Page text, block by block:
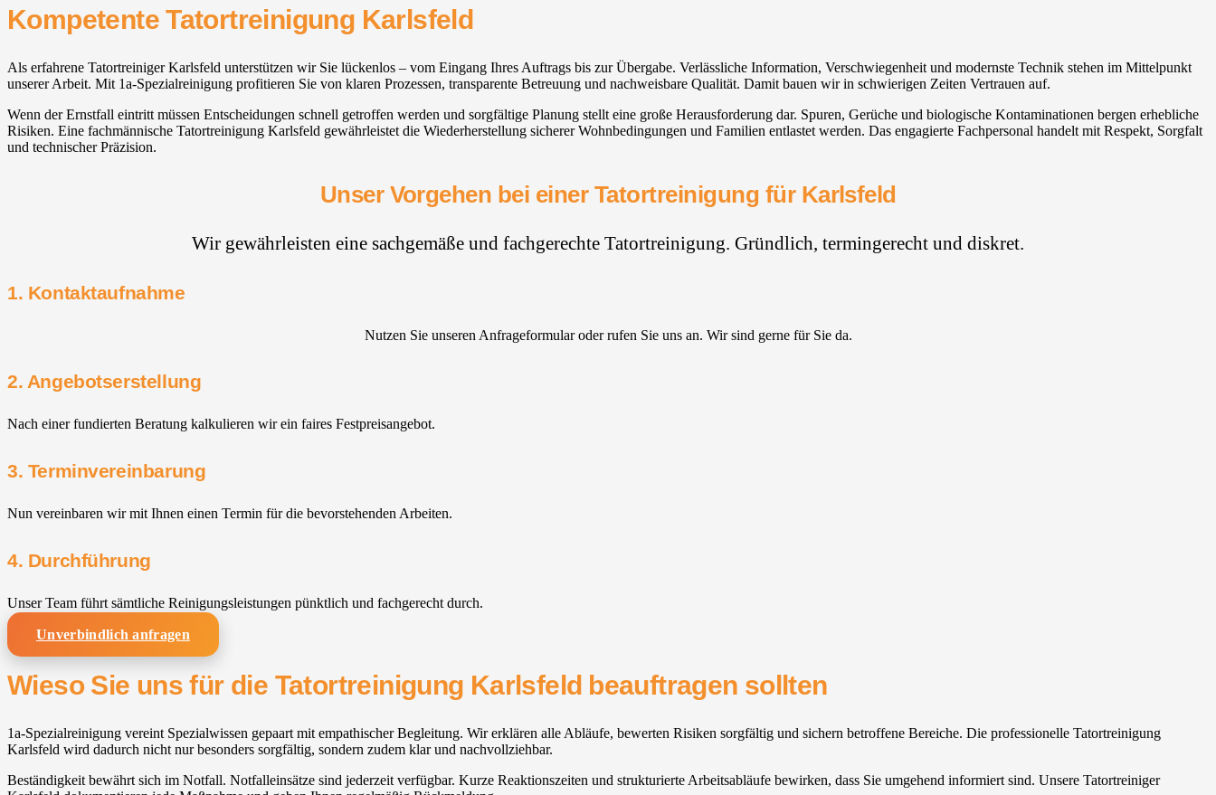
Kompetente Tatortreinigung Karlsfeld⁠
Als erfahrene Tatortreiniger Karlsfeld⁠ unterstützen wir Sie lückenlos – vom Eingang Ihres Auftrags bis zur Übergabe. Verlässliche Information, Verschwiegenheit und modernste Technik stehen im Mittelpunkt
unserer Arbeit. Mit 1a-Spezialreinigung profitieren Sie von klaren Prozessen, transparente Betreuung und nachweisbare Qualität. Damit bauen wir in schwierigen Zeiten Vertrauen auf.
Wenn der Ernstfall eintritt müssen Entscheidungen schnell getroffen werden und sorgfältige Planung stellt eine große Herausforderung dar. Spuren, Gerüche und biologische Kontaminationen bergen erhebliche
Risiken. Eine fachmännische Tatortreinigung Karlsfeld⁠ gewährleistet die Wiederherstellung sicherer Wohnbedingungen und Familien entlastet werden. Das engagierte Fachpersonal handelt mit Respekt, Sorgfalt
und technischer Präzision.
Unser Vorgehen bei einer Tatortreinigung für Karlsfeld⁠
Wir gewährleisten eine sachgemäße und fachgerechte Tatortreinigung. Gründlich, termingerecht und diskret.
1. Kontaktaufnahme
Nutzen Sie unseren Anfrageformular oder rufen Sie uns an. Wir sind gerne für Sie da.
2. Angebotserstellung
Nach einer fundierten Beratung kalkulieren wir ein faires Festpreisangebot.
3. Terminvereinbarung
Nun vereinbaren wir mit Ihnen einen Termin für die bevorstehenden Arbeiten.
4. Durchführung
Unser Team führt sämtliche Reinigungsleistungen pünktlich und fachgerecht durch.
Unverbindlich anfragen
Wieso Sie uns für die Tatortreinigung Karlsfeld⁠ beauftragen sollten
1a-Spezialreinigung vereint Spezialwissen gepaart mit empathischer Begleitung. Wir erklären alle Abläufe, bewerten Risiken sorgfältig und sichern betroffene Bereiche. Die professionelle Tatortreinigung
Karlsfeld⁠ wird dadurch nicht nur besonders sorgfältig, sondern zudem klar und nachvollziehbar.
Beständigkeit bewährt sich im Notfall. Notfalleinsätze sind jederzeit verfügbar. Kurze Reaktionszeiten und strukturierte Arbeitsabläufe bewirken, dass Sie umgehend informiert sind. Unsere Tatortreiniger